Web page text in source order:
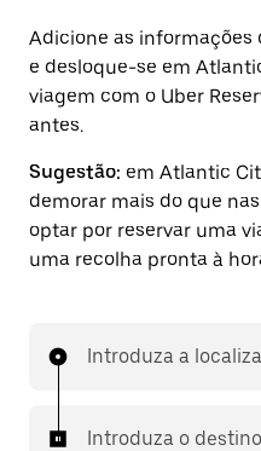
Adicione as informações
e desloque-se em
viagem com o Uber
antes.
Sugestão: em Atlantic
demorar mais do que
optar por reservar uma
uma recolha pronta à
Introduza a
Introduza o destino